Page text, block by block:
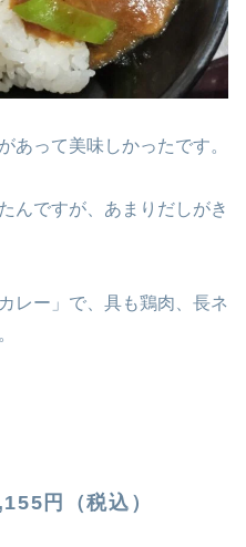
あって美味しかったです。
んですが、あまりだしがき
レー」で、具も鶏肉、長ネ
円（税込）